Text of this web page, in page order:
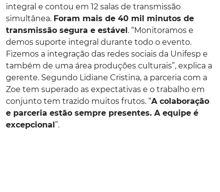
integral e contou em 12 salas de transmissão
simultânea. Foram mais de 40 mil minutos de
transmissão segura e estável. “Monitoramos e
demos suporte integral durante todo o evento.
Fizemos a integração das redes sociais da Unifesp e
também de uma área produções culturais”, explica a
gerente. Segundo Lidiane Cristina, a parceria com a
Zoe tem superado as expectativas e o trabalho em
conjunto tem trazido muitos frutos. “A colaboração
e parceria estão sempre presentes. A equipe é
excepcional”.